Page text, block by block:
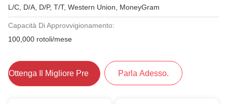
L/C, D/A, D/P, T/T, Western Union, MoneyGram
Capacità Di Approvvigionamento:
100,000 rotoli/mese
Ottenga Il Migliore Prezzo Parla Adesso.